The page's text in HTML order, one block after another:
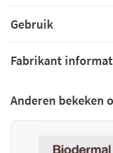
Gebruik
Fabrikant
Anderen bekeken